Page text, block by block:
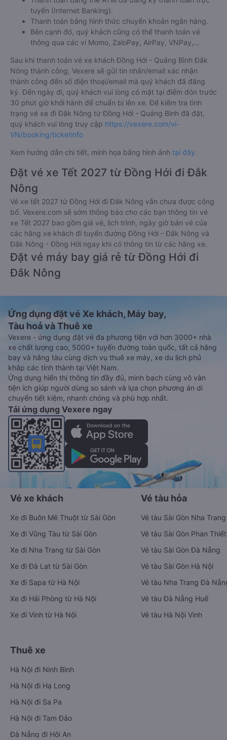
tuyến (Internet Banking).
Thanh toán bằng hình thức chuyển khoản ngân hàng.
Bên cạnh đó, quý khách cũng có thể thanh toán vé
thông qua các ví Momo, ZaloPay, AirPay, VNPay,…
Sau khi thanh toán vé xe khách Đồng Hới - Quảng Bình Đắk
Nông thành công, Vexere sẽ gửi tin nhắn/email xác nhận
thành công đến số điện thoại/email mà quý khách đã đăng
ký. Đến ngày đi, quý khách vui lòng có mặt tại điểm đón trước
30 phút giờ khởi hành để chuẩn bị lên xe. Để kiểm tra tình
trạng vé xe đi Đắk Nông từ Đồng Hới - Quảng Bình đã đặt,
quý khách vui lòng truy cập https://vexere.com/vi-
VN/booking/ticketinfo
Xem hướng dẫn chi tiết, minh họa bằng hình ảnh tại đây.
Đặt vé xe Tết 2027 từ Đồng Hới đi Đắk
Nông
Vé xe tết 2027 từ Đồng Hới đi Đắk Nông vẫn chưa được công
bố. Vexere.com sẽ sớm thông báo cho các bạn thông tin vé
xe Tết 2027 bao gồm giá vé, lịch trình, ngày giờ bán vé của
các hãng xe khách đi tuyến đường Đồng Hới - Đắk Nông và
Đắk Nông - Đồng Hới ngay khi có thông tin từ các hãng xe.
Đặt vé máy bay giá rẻ từ Đồng Hới đi
Đắk Nông
Ứng dụng đặt vé Xe khách, Máy bay,
Tàu hoả và Thuê xe
Vexere - ứng dụng đặt vé đa phương tiện với hơn 3000+ nhà
xe chất lượng cao, 5000+ tuyến đường toàn quốc, tất cả hãng
bay và hãng tàu cùng dịch vụ thuê xe máy, xe du lịch phủ
khắp các tỉnh thành tại Việt Nam.
Ứng dụng hiển thị thông tin đầy đủ, minh bạch cùng vô vàn
tiện ích giúp người dùng so sánh và lựa chọn phương án di
chuyển tiết kiệm, nhanh chóng và phù hợp nhất.
Tải ứng dụng Vexere ngay
Vé xe khách
Xe đi Buôn Mê Thuột từ Sài Gòn
Xe đi Vũng Tàu từ Sài Gòn
Xe đi Nha Trang từ Sài Gòn
Xe đi Đà Lạt từ Sài Gòn
Xe đi Sapa từ Hà Nội
Xe đi Hải Phòng từ Hà Nội
Xe đi Vinh từ Hà Nội
Vé tàu hỏa
Vé tàu Sài Gòn Nha Trang
Vé tàu Sài Gòn Phan Thiết
Vé tàu Sài Gòn Đà Nẵng
Vé tàu Sài Gòn Hà Nội
Vé tàu Nha Trang Đà
Vé tàu Đà Nẵng Huế
Vé tàu Hà Nội Vinh
Thuê xe
Hà Nội đi Ninh Bình
Hà Nội đi Hạ Long
Hà Nội đi Sa Pa
Hà Nội đi Tam Đảo
Đà Nẵng đi Hội An